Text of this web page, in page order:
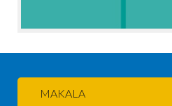
MAKALA